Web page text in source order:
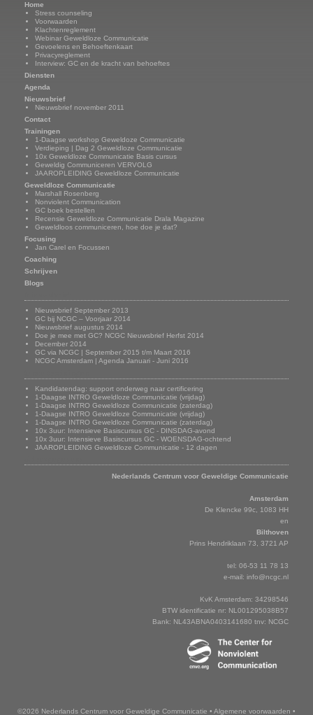
Home
Stress counseling
Voorwaarden
Klachtenreglement
Webinar Geweldloze Communicatie
Gevoelens en Behoeftenkaart
Privacyreglement
Interview: GC en de kracht van behoeftes
Diensten
Agenda
Nieuwsbrief
Nieuwsbrief november 2011
Contact
Trainingen
1-Daagse workshop Geweldoze Communicatie
Verdieping | Dag 2 Geweldloze Communicatie
10x Geweldloze Communicatie Basis cursus
Geweldig Communiceren VERVOLG
JAAROPLEIDING Geweldloze Communicatie
Geweldloze Communicatie
Marshall Rosenberg
Nonviolent Communication
GC boek bestellen
Recensie Geweldloze Communicatie Drala Magazine
Geweldloos communiceren, hoe doe je dat?
Focusing
Jan Carel en Focussen
Coaching
Schrijven
Blogs
Nieuwsbrief September 2013
GC bij NCGC – Voorjaar 2014
Nieuwsbrief augustus 2014
Doe je mee met GC? NCGC Nieuwsbrief Herfst 2014
December 2014
GC via NCGC | September 2015 t/m Maart 2016
NCGC Amsterdam | Agenda Januari - Juni 2016
Kandidatendag: support onderweg naar certificering
1-Daagse INTRO Geweldloze Communicatie (vrijdag)
1-Daagse INTRO Geweldloze Communicatie (zaterdag)
1-Daagse INTRO Geweldloze Communicatie (vrijdag)
1-Daagse INTRO Geweldloze Communicatie (zaterdag)
10x 3uur: Intensieve Basiscursus GC - DINSDAG-avond
10x 3uur: Intensieve Basiscursus GC - WOENSDAG-ochtend
JAAROPLEIDING Geweldloze Communicatie - 12 dagen
Nederlands Centrum voor Geweldige Communicatie
Amsterdam
De Klencke 99c, 1083 HH
en
Bilthoven
Prins Hendriklaan 73, 3721 AP
tel: 06-53 11 78 13
e-mail: info@ncgc.nl
KvK Amsterdam: 34298546
BTW identificatie nr: NL001295038B57
Bank: NL43ABNA0403141680 tnv: NCGC
©2026 Nederlands Centrum voor Geweldige Communicatie • Algemene voorwaarden •